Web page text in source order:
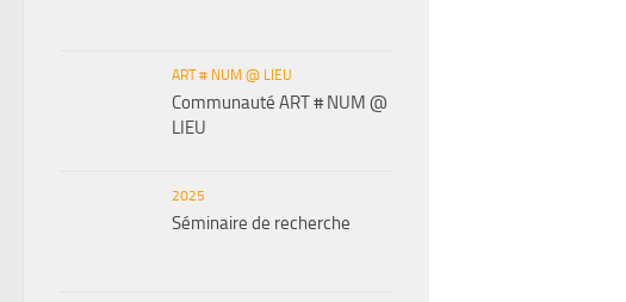
ART # NUM @ LIEU
Communauté ART # NUM @
LIEU
2025
Séminaire de recherche